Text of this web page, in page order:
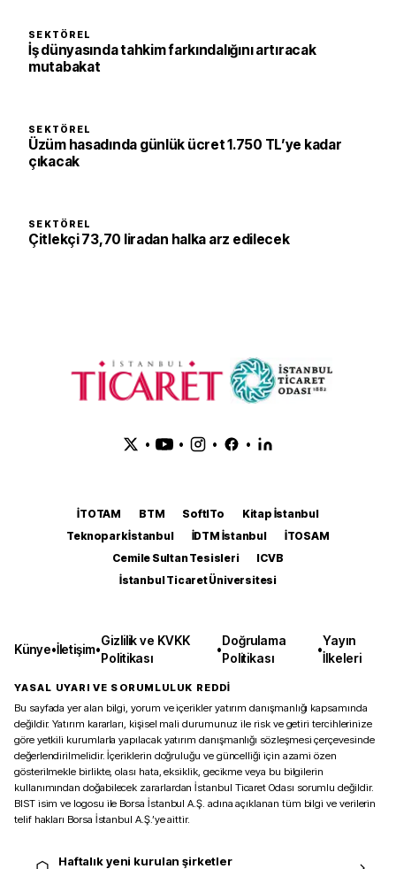
SEKTÖREL
İş dünyasında tahkim farkındalığını artıracak
mutabakat
SEKTÖREL
Üzüm hasadında günlük ücret 1.750 TL’ye kadar
çıkacak
SEKTÖREL
Çitlekçi 73,70 liradan halka arz edilecek
• • • •
İTOTAM BTM SoftITo
Kitap İstanbul
Teknopark İstanbul
İDTM İstanbul
İTOSAM
Cemile Sultan Tesisleri
ICVB
İstanbul Ticaret Üniversitesi
Künye•İletişim•
Gizlilik ve KVKK
Politikası
•
Doğrulama
Politikası
•
Yayın
İlkeleri
YASAL UYARI VE SORUMLULUK REDDİ
Bu sayfada yer alan bilgi, yorum ve içerikler yatırım danışmanlığı kapsamında
değildir. Yatırım kararları, kişisel mali durumunuz ile risk ve getiri tercihlerinize
göre yetkili kurumlarla yapılacak yatırım danışmanlığı sözleşmesi çerçevesinde
değerlendirilmelidir. İçeriklerin doğruluğu ve güncelliği için azami özen
gösterilmekle birlikte, olası hata, eksiklik, gecikme veya bu bilgilerin
kullanımından doğabilecek zararlardan İstanbul Ticaret Odası sorumlu değildir.
BIST isim ve logosu ile Borsa İstanbul A.Ş. adına açıklanan tüm bilgi ve verilerin
telif hakları Borsa İstanbul A.Ş.’ye aittir.
Haftalık yeni kurulan şirketler